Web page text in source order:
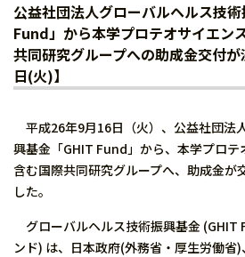
公益社団法人グローバルヘルス技
Fund」から本学プロテオサイエン
共同研究グループへの助成金交付
日(火)】
平成26年9月16日（火）、公益社団法
興基金「GHIT Fund」から、本学プロテ
含む国際共同研究グループへ、助成金が
した。
グローバルヘルス技術振興基金 (GHIT
ンド) は、日本政府(外務省・厚生労働省